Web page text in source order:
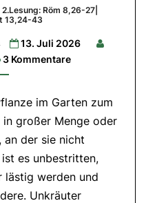
Röm 8,26-27|
13,24-43
13. Juli 2026
Comments
3 Kommentare
im Garten zum
großer Menge oder
an der sie nicht
es unbestritten,
lästig werden und
Unkräuter